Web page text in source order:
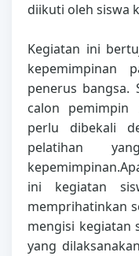
diikuti oleh siswa
Kegiatan ini
kepemimpinan
penerus bangsa.
calon pemimpin
perlu dibekali
pelatihan
ini kegiatan
memprihatinkan
mengisi kegiatan
yang